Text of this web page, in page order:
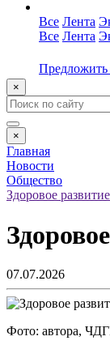
Все Лента
Все Лента
Предложить
×
×
Главная
Новости
Общество
Здоровое развитие
07.07.2026
Фото: автора,